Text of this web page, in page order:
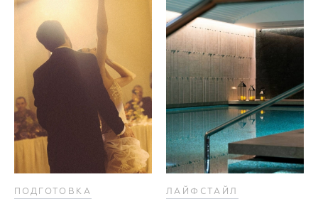
ПОДГОТОВКА ЛАЙФСТАЙЛ